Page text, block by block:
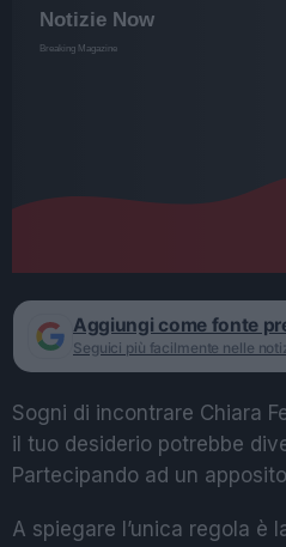
Aggiungi come fonte
Seguici più facilmente nelle
Sogni di incontrare Chiara
il tuo desiderio potrebbe
Partecipando ad un apposito
A spiegare l’unica regola è